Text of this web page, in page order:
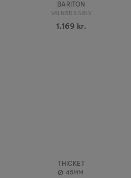
BARITON
VALNØD & SØLV
1.169 kr.
THICKET
45MM